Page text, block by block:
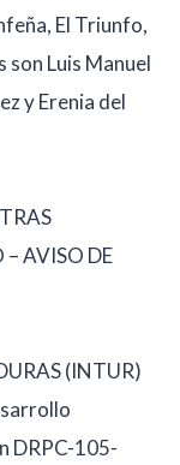
El Triunfo,
Luis Manuel
y Erenia del
AVISO DE
(INTUR)
DRPC-105-